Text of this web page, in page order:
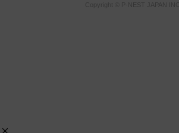
Copyright © P-NEST JAPAN INC.